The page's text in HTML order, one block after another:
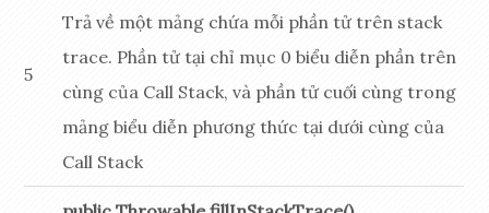
5
Trả về một mảng chứa mỗi phần tử trên stack
trace. Phần tử tại chỉ mục 0 biểu diễn phần trên
cùng của Call Stack, và phần tử cuối cùng trong
mảng biểu diễn phương thức tại dưới cùng của
Call Stack